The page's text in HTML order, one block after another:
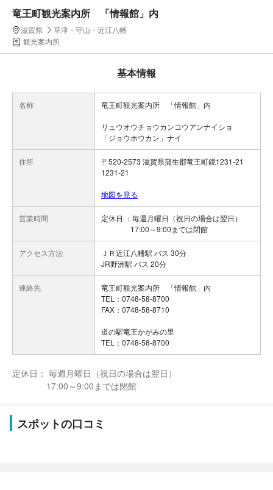
竜王町観光案内所 「情報館」内
滋賀県
草津・守山・近江八幡
観光案内所
基本情報
名称 竜王町観光案内所 「情報館」内
リュウオウチョウカンコウアンナイショ
「ジョウホウカン」ナイ
住所
〒520-2573 滋賀県蒲生郡竜王町鏡1231-21
1231-21
地図を見る
営業時間
定休日 ：毎週月曜日（祝日の場合は翌日）
17:00～9:00までは閉館
アクセス方法
ＪＲ近江八幡駅 バス 30分
JR野洲駅 バス 20分
連絡先
竜王町観光案内所 「情報館」内
TEL：0748-58-8700
FAX：0748-58-8710
道の駅竜王かがみの里
TEL：0748-58-8700
定休日： 毎週月曜日（祝日の場合は翌日）
17:00～9:00までは閉館
スポットの口コミ